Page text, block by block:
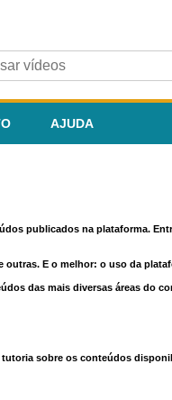
AJUDA
publicados na plataforma.
outras. E o melhor: o uso da
das mais diversas áreas do
sobre os conteúdos